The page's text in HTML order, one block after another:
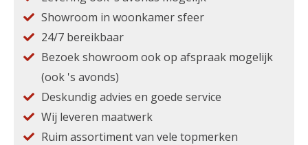
Showroom in woonkamer sfeer
24/7 bereikbaar
Bezoek showroom ook op afspraak mogelijk
(ook 's avonds)
Deskundig advies en goede service
Wij leveren maatwerk
Ruim assortiment van vele topmerken